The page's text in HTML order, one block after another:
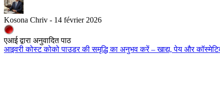
Kosona Chriv - 14 février 2026
एआई द्वारा अनुवादित पाठ
आइवरी कोस्ट कोको पाउडर की समृद्धि का अनुभव करें – खाद्य, पेय और